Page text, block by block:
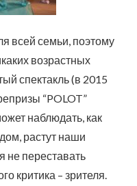
всей семьи, поэтому
возрастных
спектакль (в 2015
“POLOT”
наблюдать, как
растут наши
не переставать
критика – зрителя.